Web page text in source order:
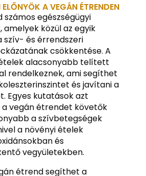
A VEGÁN ÉTRENDEN
egészségügyi
közül az egyik
szív- és érrendszeri
csökkentése. A
alacsonyabb telített
rendelkeznek, ami segíthet
és javítani a
Egyes kutatások azt
a vegán étrendet követők
a szívbetegségek
a növényi ételek
és
vegyületekben.
étrend segíthet a